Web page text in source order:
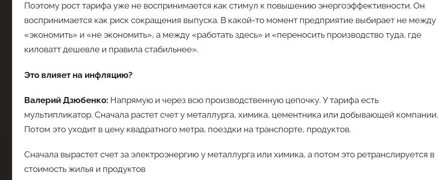
Поэтому рост тарифа уже не воспринимается как стимул к повышению энергоэффективности. Он
воспринимается как риск сокращения выпуска. В какой-то момент предприятие выбирает не между
«экономить» и «не экономить», а между «работать здесь» и «переносить производство туда, где
киловатт дешевле и правила стабильнее».
Это влияет на инфляцию?
Валерий Дзюбенко: Напрямую и через всю производственную цепочку. У тарифа есть
мультипликатор. Сначала растет счет у металлурга, химика, цементника или добывающей компании.
Потом это уходит в цену квадратного метра, поездки на транспорте, продуктов.
Сначала вырастет счет за электроэнергию у металлурга или химика, а потом это ретранслируется в
стоимость жилья и продуктов